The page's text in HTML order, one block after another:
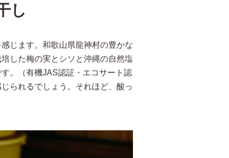
し
じます。和歌山県龍神村の豊かな
した梅の実とシソと沖縄の自然塩
。（有機JAS認証・エコサート認
られるでしょう。それほど、酸っ